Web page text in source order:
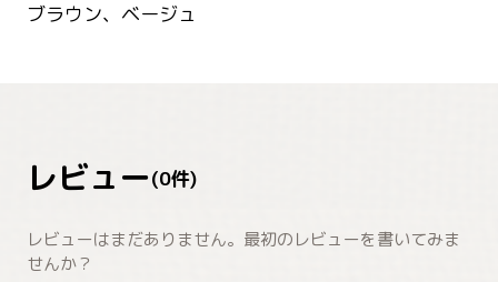
ブラウン、ベージュ
レビュー(0件)
レビューはまだありません。最初のレビューを書いてみま
せんか？